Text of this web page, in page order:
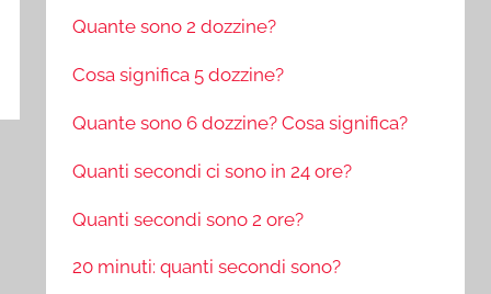
Quante sono 2 dozzine?
Cosa significa 5 dozzine?
Quante sono 6 dozzine? Cosa significa?
Quanti secondi ci sono in 24 ore?
Quanti secondi sono 2 ore?
20 minuti: quanti secondi sono?